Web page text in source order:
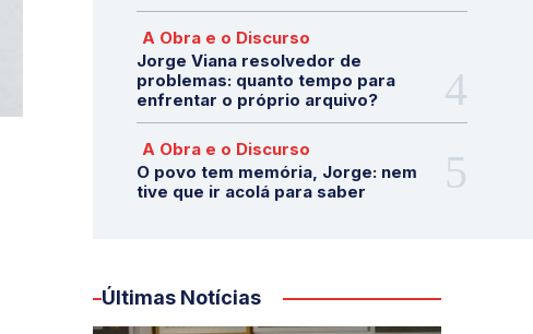
A Obra e o Discurso
Jorge Viana resolvedor de
problemas: quanto tempo para
enfrentar o próprio arquivo?
A Obra e o Discurso
O povo tem memória, Jorge: nem
tive que ir acolá para saber
Últimas Notícias